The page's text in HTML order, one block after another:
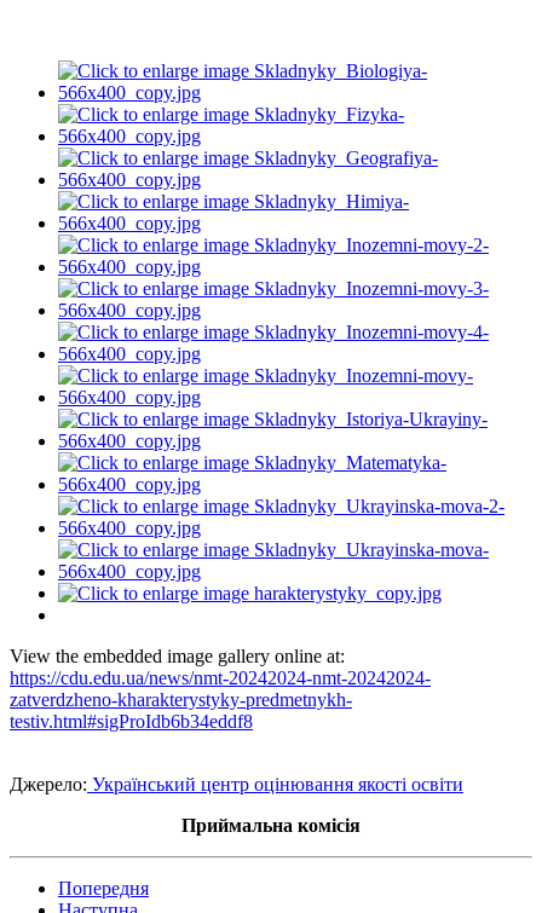
View the embedded image gallery online at:
https://cdu.edu.ua/news/nmt-20242024-nmt-20242024-
zatverdzheno-kharakterystyky-predmetnykh-
testiv.html#sigProIdb6b34eddf8
Джерело: Український центр оцінювання якості освіти
Приймальна комісія
Попередня